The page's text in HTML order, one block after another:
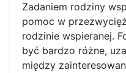
Zadaniem rodziny
pomoc w
rodzinie wspieranej.
być bardzo różne,
między